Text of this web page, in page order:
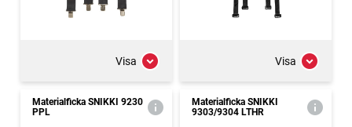
Visa Visa
Materialficka SNIKKI 9230
PPL
Materialficka SNIKKI
9303/9304 LTHR